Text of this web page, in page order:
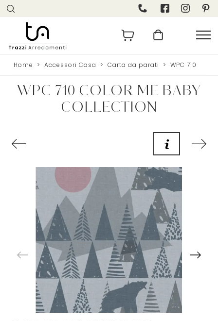
Home > Accessori Casa > Carta da parati > WPC 710
WPC 710 COLOR ME BABY
COLLECTION